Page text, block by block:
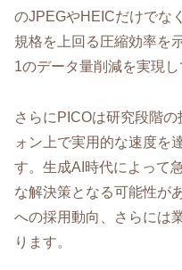
のJPEGやHEICだけでな
規格を上回る圧縮効率を
1のデータ量削減を実現し
さらにPICOは研究段階
ォン上で実用的な速度を
す。生成AI時代によって
な解決策となる可能性が
への採用動向、さらには
ります。